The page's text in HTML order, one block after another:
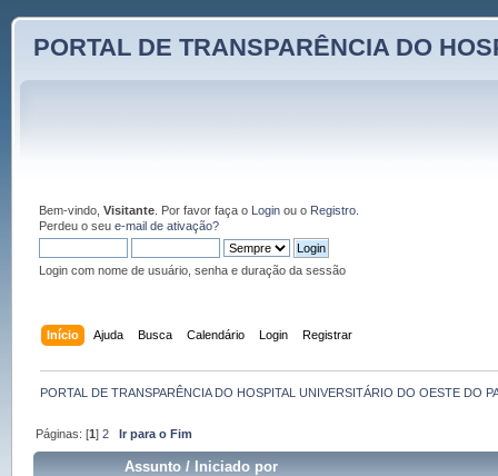
PORTAL DE TRANSPARÊNCIA DO
Bem-vindo, Visitante. Por favor faça o Loginou o Registro.
Perdeu o seu e-mail de ativação?
Login com nome de usuário, senha e duração da sessão
Início Ajuda Busca Calendário Login Registrar
PORTAL DE TRANSPARÊNCIA DO HOSPITAL UNIVERSITÁRIO DO OESTE DO
Páginas: [1]2 Ir para o Fim
Assunto/ Iniciado por